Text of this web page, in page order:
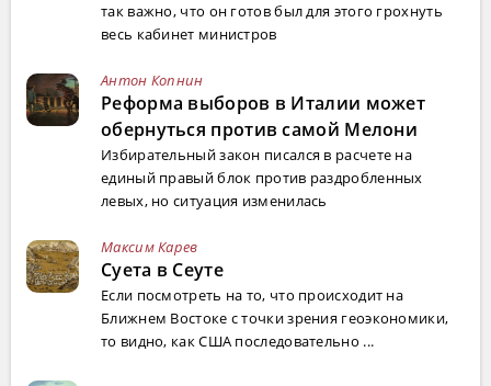
так важно, что он готов был для этого грохнуть
весь кабинет министров
Антон Копнин
Реформа выборов в Италии может
обернуться против самой Мелони
Избирательный закон писался в расчете на
единый правый блок против раздробленных
левых, но ситуация изменилась
Максим Карев
Суета в Сеуте
Если посмотреть на то, что происходит на
Ближнем Востоке с точки зрения геоэкономики,
то видно, как США последовательно ...